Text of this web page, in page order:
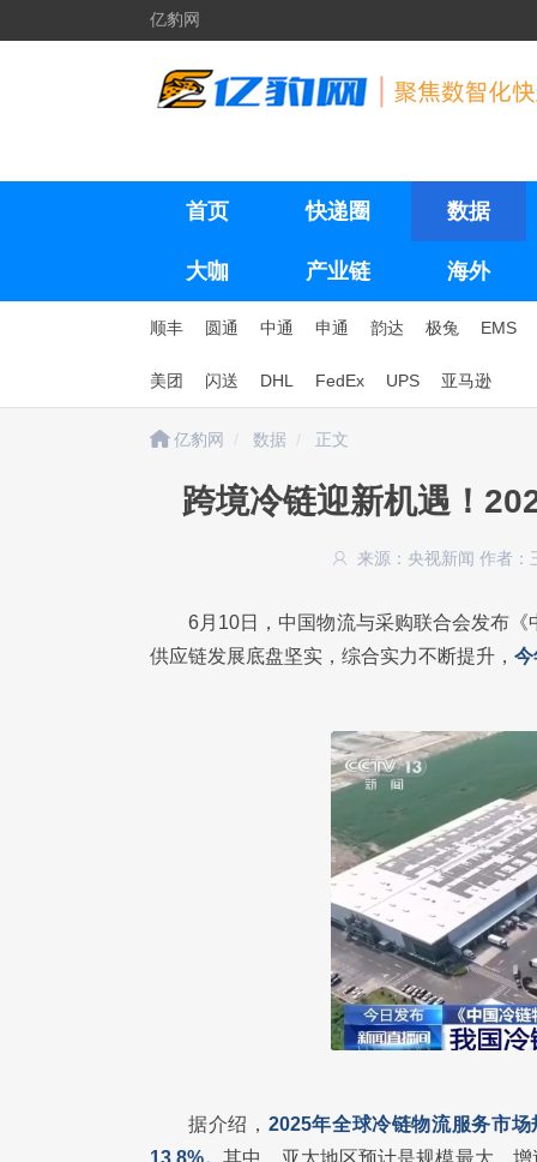
亿豹网
首页 快递圈 数据
大咖 产业链 海外
顺丰 圆通 中通 申通 韵达 极兔 EMS
美团 闪送 DHL FedEx UPS 亚马逊
亿豹网 数据 正文
跨境冷链迎新机遇！
来源：央视新闻 作者：
6月10日，中国物流与采购联合会发布
供应链发展底盘坚实，综合实力不断提升， 今
据介绍， 2025年全球冷链物流服务市
13.8%。其中，亚太地区预计是规模最大、